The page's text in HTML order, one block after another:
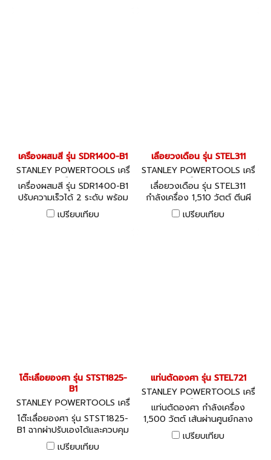
เครื่องผสมสี รุ่น SDR1400-B1
STANLEY POWERTOOLS เครื่
องมือไฟฟ้า
เครื่องผสมสี รุ่น SDR1400-B1
ปรับความเร็วได้ 2 ระดับ พร้อม
ซอฟต์สตาร์ทเพื่อการปั่นที่มี
ประสิทธิภาพ
เปรียบเทียบ
เลื่อยวงเดือน รุ่น STEL311
STANLEY POWERTOOLS เครื่
องมือไฟฟ้า
เลื่อยวงเดือน รุ่น STEL311
กำลังเครื่อง 1,510 วัตต์ ตีนผี
มุมเอียงสำหรับการตัดมุม
เปรียบเทียบ
โต๊ะเลื่อยองศา รุ่น STST1825-
B1
STANLEY POWERTOOLS เครื่
องมือไฟฟ้า
โต๊ะเลื่อยองศา รุ่น STST1825-
B1 ฉากผ่าปรับเองได้และควบคุม
ได้ง่าย มีล้อเพื่อความสะดวกใน
การขนย้าย
เปรียบเทียบ
แท่นตัดองศา รุ่น STEL721
STANLEY POWERTOOLS เครื่
องมือไฟฟ้า
แท่นตัดองศา กำลังเครื่อง
1,500 วัตต์ เส้นผ่านศูนย์กลาง
ใบเลื่อยสูงสุด 254 มม.
เปรียบเทียบ